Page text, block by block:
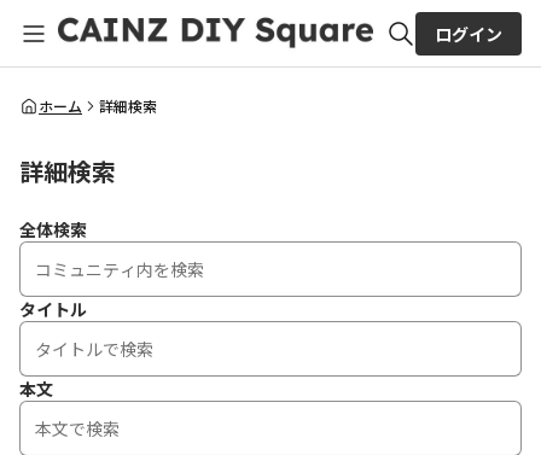
全体検索
ログイン
ホーム 詳細検索
詳細検索
全体検索
タイトル
本文